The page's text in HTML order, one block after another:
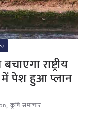
राष्ट्रीय
पेश हुआ प्लान
, कृषि समाचार